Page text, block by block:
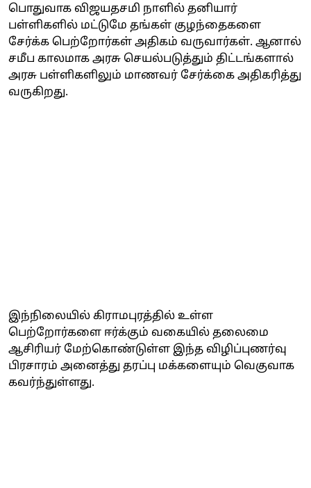
பொதுவாக விஜயதசமி நாளில் தனியார்
பள்ளிகளில் மட்டுமே தங்கள் குழந்தைகளை
சேர்க்க பெற்றோர்கள் அதிகம் வருவார்கள். ஆனால்
சமீப காலமாக அரசு செயல்படுத்தும் திட்டங்களால்
அரசு பள்ளிகளிலும் மாணவர் சேர்க்கை அதிகரித்து
வருகிறது.
இந்நிலையில் கிராமபுரத்தில் உள்ள
பெற்றோர்களை ஈர்க்கும் வகையில் தலைமை
ஆசிரியர் மேற்கொண்டுள்ள இந்த விழிப்புணர்வு
பிரசாரம் அனைத்து தரப்பு மக்களையும் வெகுவாக
கவர்ந்துள்ளது.